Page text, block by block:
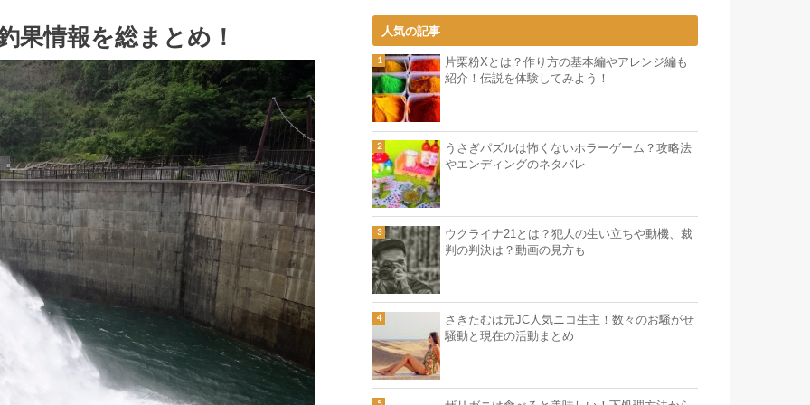
果情報を総まとめ！ 人気の記事
片栗粉Xとは？作り方の基本編やアレンジ編も
紹介！伝説を体験してみよう！
うさぎパズルは怖くないホラーゲーム？攻略法
やエンディングのネタバレ
ウクライナ21とは？犯人の生い立ちや動機、裁
判の判決は？動画の見方も
さきたむは元JC人気ニコ生主！数々のお騒がせ
騒動と現在の活動まとめ